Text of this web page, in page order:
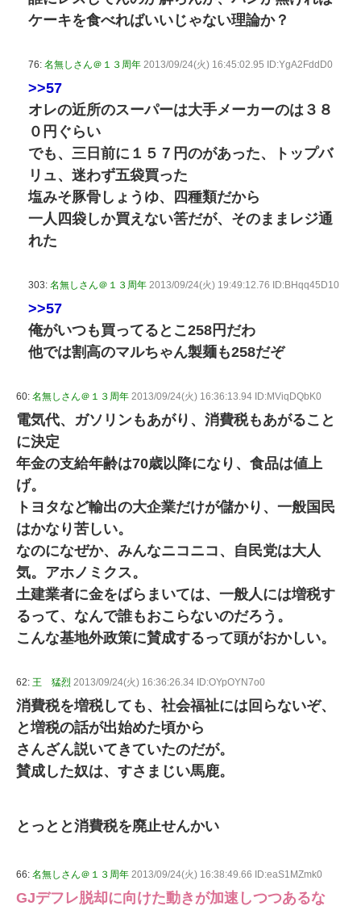
ケーキを食べればいいじゃない理論か？
76: 名無しさん＠１３周年 2013/09/24(火) 16:45:02.95 ID:YgA2FddD0
>>57
オレの近所のスーパーは大手メーカーのは３８
０円ぐらい
でも、三日前に１５７円のがあった、トップバ
リュ、迷わず五袋買った
塩みそ豚骨しょうゆ、四種類だから
一人四袋しか買えない筈だが、そのままレジ通
れた
303: 名無しさん＠１３周年 2013/09/24(火) 19:49:12.76 ID:BHqq45D10
>>57
俺がいつも買ってるとこ258円だわ
他では割高のマルちゃん製麺も258だぞ
60: 名無しさん＠１３周年 2013/09/24(火) 16:36:13.94 ID:MViqDQbK0
電気代、ガソリンもあがり、消費税もあがること
に決定
年金の支給年齢は70歳以降になり、食品は値上
げ。
トヨタなど輸出の大企業だけが儲かり、一般国民
はかなり苦しい。
なのになぜか、みんなニコニコ、自民党は大人
気。アホノミクス。
土建業者に金をばらまいては、一般人には増税す
るって、なんで誰もおこらないのだろう。
こんな基地外政策に賛成するって頭がおかしい。
62: 王 猛烈 2013/09/24(火) 16:36:26.34 ID:OYpOYN7o0
消費税を増税しても、社会福祉には回らないぞ、
と増税の話が出始めた頃から
さんざん説いてきていたのだが。
賛成した奴は、すさまじい馬鹿。
とっとと消費税を廃止せんかい
66: 名無しさん＠１３周年 2013/09/24(火) 16:38:49.66 ID:eaS1MZmk0
GJデフレ脱却に向けた動きが加速しつつあるな